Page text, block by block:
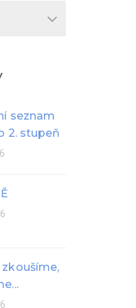
seznam
2. stupeň
zkoušíme,